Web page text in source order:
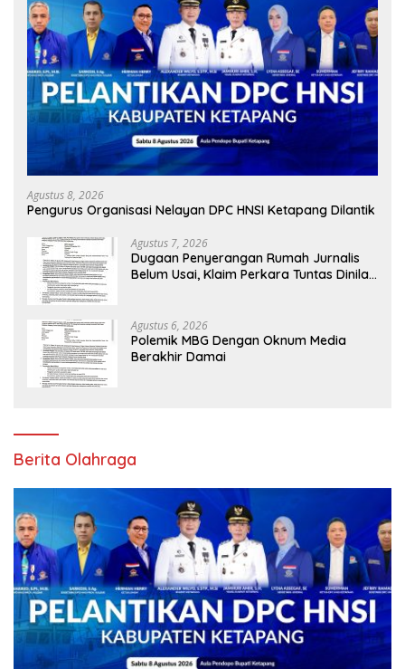
Agustus 8, 2026
Pengurus Organisasi Nelayan DPC HNSI Ketapang Dilantik
Agustus 7, 2026
Dugaan Penyerangan Rumah Jurnalis
Belum Usai, Klaim Perkara Tuntas Dinilai
Agustus 6, 2026
Polemik MBG Dengan Oknum Media
Berakhir Damai
Berita Olahraga